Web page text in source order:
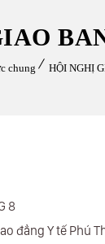
chung HỘI NGHỊ
8
đẳng Y tế Phú